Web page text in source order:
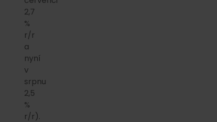
2,7
%
r/r
a
nyní
v
srpnu
2,5
%
r/r).